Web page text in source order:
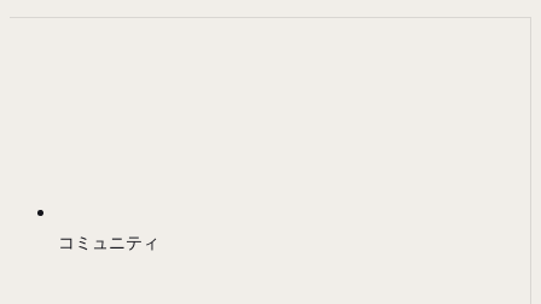
コミュニティ